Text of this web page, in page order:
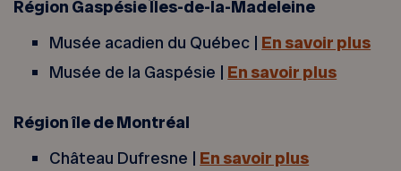
Région Gaspésie Îles-de-la-Madeleine
Musée acadien du Québec | En savoir plus
Musée de la Gaspésie | En savoir plus
Région île de Montréal
Château Dufresne | En savoir plus